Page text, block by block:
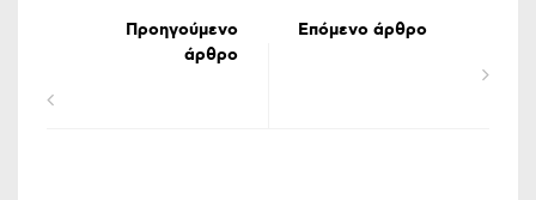
Προηγούμενο
άρθρο
Επόμενο άρθρο